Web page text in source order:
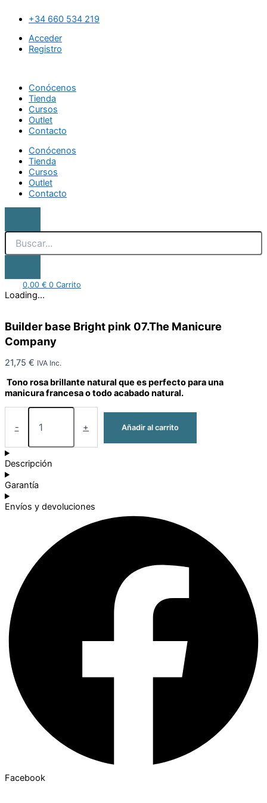
contenido
+34 660 534 219
Acceder
Registro
Conócenos
Tienda
Cursos
Outlet
Contacto
Conócenos
Tienda
Cursos
Outlet
Contacto
0,00 € 0 Carrito
Loading...
Builder base Bright pink 07.The Manicure
Company
21,75 € IVA Inc.
Tono rosa brillante natural que es perfecto para una
manicura francesa o todo acabado natural.
-
base
pink
07.The
cantidad
+ Añadir al carrito
Descripción
Garantía
Envíos y devoluciones
Facebook